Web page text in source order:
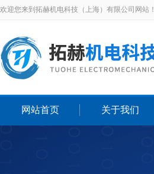
欢迎您来到拓赫机电科技（上海）有限公司网站！
网站首页 关于我们